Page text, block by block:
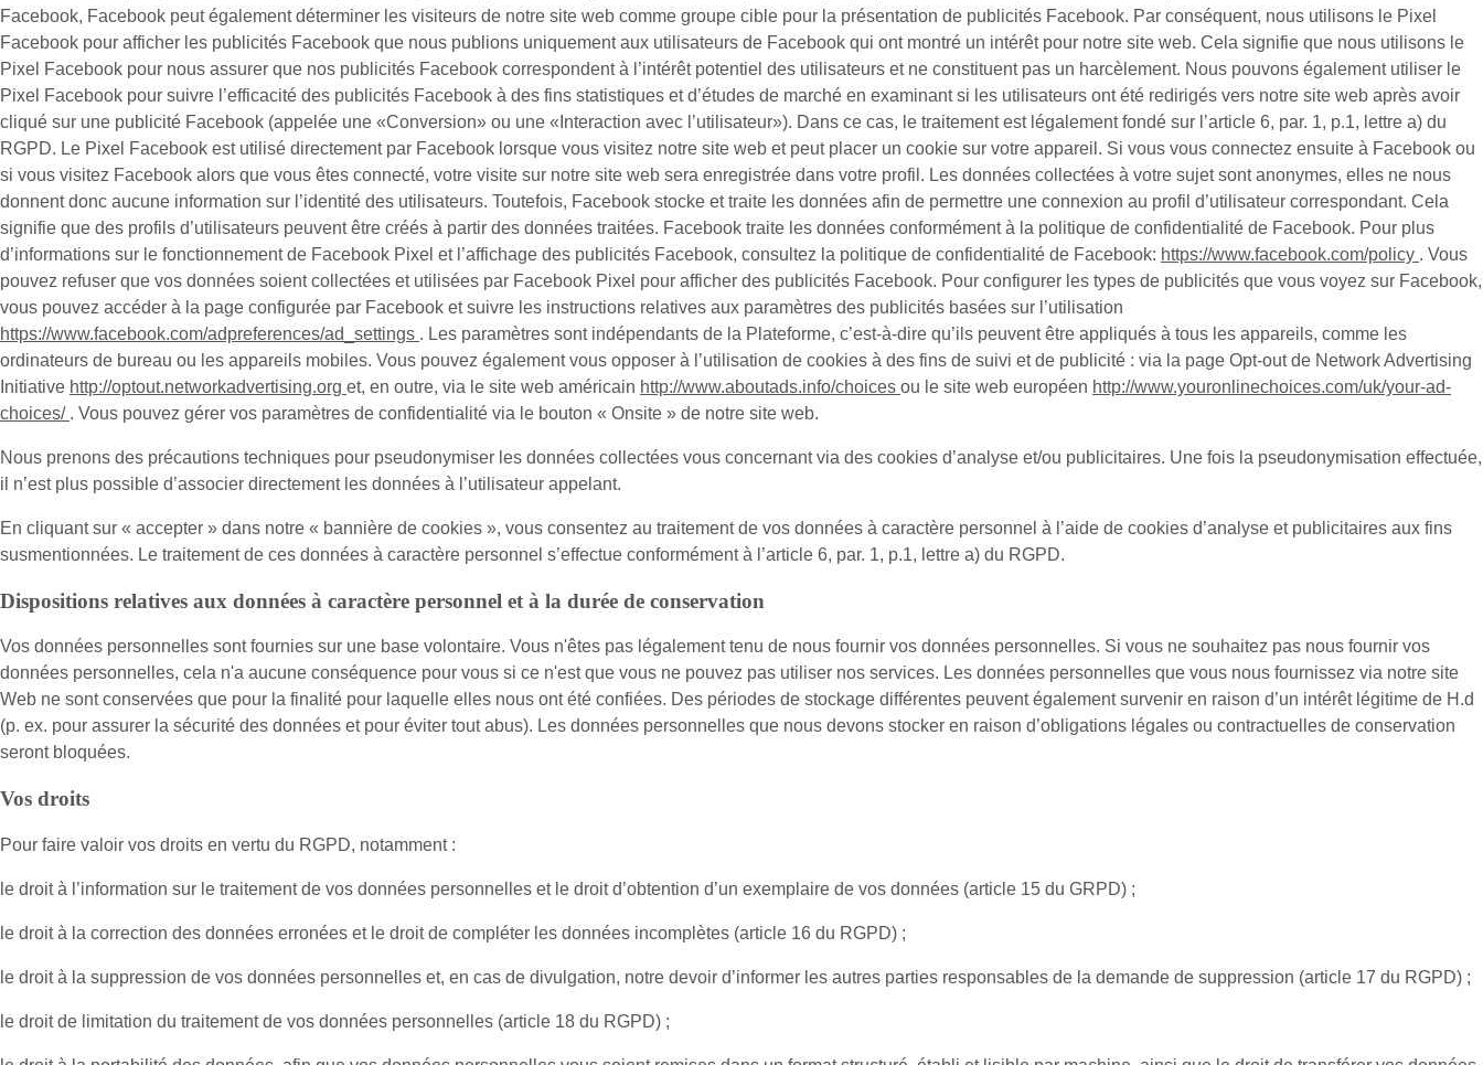
Facebook, Facebook peut également déterminer les visiteurs de notre site web comme groupe cible pour la présentation de publicités Facebook. Par conséquent, nous utilisons le Pixel
Facebook pour afficher les publicités Facebook que nous publions uniquement aux utilisateurs de Facebook qui ont montré un intérêt pour notre site web. Cela signifie que nous utilisons le
Pixel Facebook pour nous assurer que nos publicités Facebook correspondent à l’intérêt potentiel des utilisateurs et ne constituent pas un harcèlement. Nous pouvons également utiliser le
Pixel Facebook pour suivre l’efficacité des publicités Facebook à des fins statistiques et d’études de marché en examinant si les utilisateurs ont été redirigés vers notre site web après avoir
cliqué sur une publicité Facebook (appelée une «Conversion» ou une « Interaction avec l’utilisateur»). Dans ce cas, le traitement est légalement fondé sur l’article 6, par. 1, p.1, lettre a) du
RGPD. Le Pixel Facebook est utilisé directement par Facebook lorsque vous visitez notre site web et peut placer un cookie sur votre appareil. Si vous vous connectez ensuite à Facebook ou
si vous visitez Facebook alors que vous êtes connecté, votre visite sur notre site web sera enregistrée dans votre profil. Les données collectées à votre sujet sont anonymes, elles ne nous
donnent donc aucune information sur l’identité des utilisateurs. Toutefois, Facebook stocke et traite les données afin de permettre une connexion au profil d’utilisateur correspondant. Cela
signifie que des profils d’utilisateurs peuvent être créés à partir des données traitées. Facebook traite les données conformément à la politique de confidentialité de Facebook. Pour plus
d’informations sur le fonctionnement de Facebook Pixel et l’affichage des publicités Facebook, consultez la politique de confidentialité de Facebook: https://www.facebook.com/policy . Vous
pouvez refuser que vos données soient collectées et utilisées par Facebook Pixel pour afficher des publicités Facebook. Pour configurer les types de publicités que vous voyez sur Facebook,
vous pouvez accéder à la page configurée par Facebook et suivre les instructions relatives aux paramètres des publicités basées sur l’utilisation
https://www.facebook.com/adpreferences/ad_settings . Les paramètres sont indépendants de la Plateforme, c’est-à-dire qu’ils peuvent être appliqués à tous les appareils, comme les
ordinateurs de bureau ou les appareils mobiles. Vous pouvez également vous opposer à l’utilisation de cookies à des fins de suivi et de publicité : via la page Opt-out de Network Advertising
Initiative http://optout.networkadvertising.org et, en outre, via le site web américain http://www.aboutads.info/choices ou le site web européen http://www.youronlinechoices.com/uk/your-ad-
choices/ . Vous pouvez gérer vos paramètres de confidentialité via le bouton « Onsite » de notre site web.
Nous prenons des précautions techniques pour pseudonymiser les données collectées vous concernant via des cookies d’analyse et/ou publicitaires. Une fois la pseudonymisation effectuée,
il n’est plus possible d’associer directement les données à l’utilisateur appelant.
En cliquant sur « accepter » dans notre « bannière de cookies », vous consentez au traitement de vos données à caractère personnel à l’aide de cookies d’analyse et publicitaires aux fins
susmentionnées. Le traitement de ces données à caractère personnel s’effectue conformément à l’article 6, par. 1, p.1, lettre a) du RGPD.
Dispositions relatives aux données à caractère personnel et à la durée de conservation
Vos données personnelles sont fournies sur une base volontaire. Vous n'êtes pas légalement tenu de nous fournir vos données personnelles. Si vous ne souhaitez pas nous fournir vos
données personnelles, cela n'a aucune conséquence pour vous si ce n'est que vous ne pouvez pas utiliser nos services. Les données personnelles que vous nous fournissez via notre site
Web ne sont conservées que pour la finalité pour laquelle elles nous ont été confiées. Des périodes de stockage différentes peuvent également survenir en raison d’un intérêt légitime de H.d
(p. ex. pour assurer la sécurité des données et pour éviter tout abus). Les données personnelles que nous devons stocker en raison d’obligations légales ou contractuelles de conservation
seront bloquées.
Vos droits
Pour faire valoir vos droits en vertu du RGPD, notamment :
le droit à l’information sur le traitement de vos données personnelles et le droit d’obtention d’un exemplaire de vos données (article 15 du GRPD) ;
le droit à la correction des données erronées et le droit de compléter les données incomplètes (article 16 du RGPD) ;
le droit à la suppression de vos données personnelles et, en cas de divulgation, notre devoir d’informer les autres parties responsables de la demande de suppression (article 17 du RGPD) ;
le droit de limitation du traitement de vos données personnelles (article 18 du RGPD) ;